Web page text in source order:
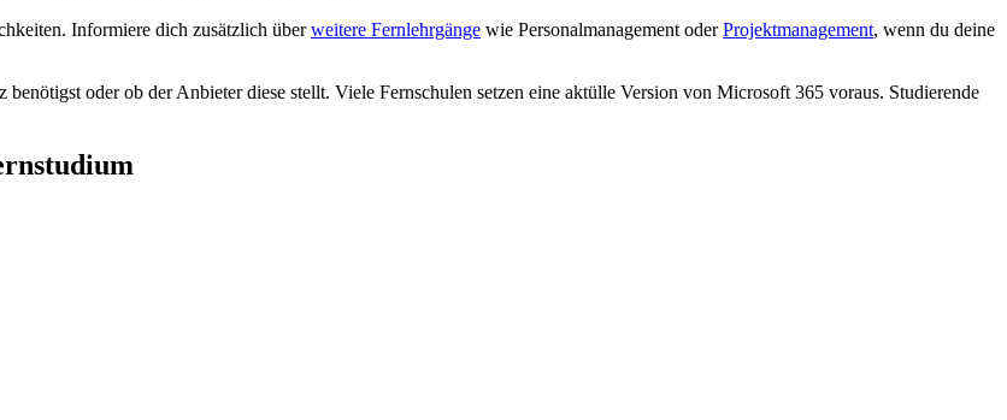
Informiere dich zusätzlich überweitere Fernlehrgänge wie Personalmanagement oderProjektmanagement, wenn du deine
oder ob der Anbieter diese stellt. Viele Fernschulen setzen eine aktülle Version von Microsoft 365 voraus. Studierende